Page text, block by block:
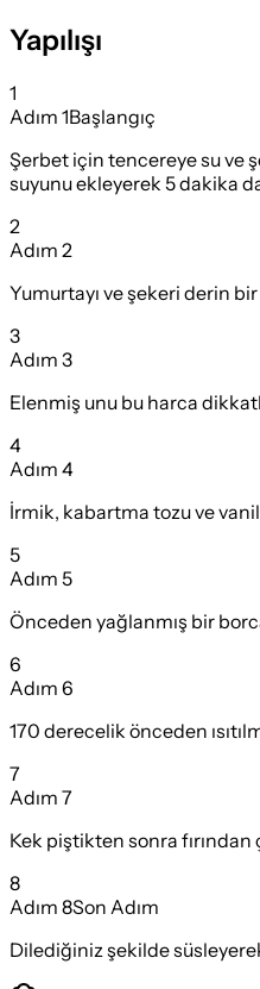
Yapılışı
1
Adım 1Başlangıç
Şerbet için tencereye su ve
suyunu ekleyerek 5 dakika
2
Adım 2
Yumurtayı ve şekeri derin bir
3
Adım 3
Elenmiş unu bu harca
4
Adım 4
İrmik, kabartma tozu ve
5
Adım 5
Önceden yağlanmış bir
6
Adım 6
170 derecelik önceden
7
Adım 7
Kek piştikten sonra fırından
8
Adım 8Son Adım
Dilediğiniz şekilde